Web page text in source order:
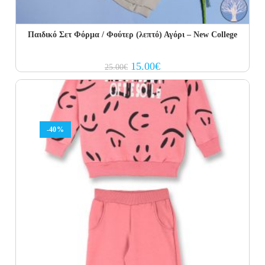
Παιδικό Σετ Φόρμα / Φούτερ (λεπτό) Αγόρι – New College
25.00€ Original
price
was:
25.00€.
15.00€Current
price
is:
15.00€.
-40%